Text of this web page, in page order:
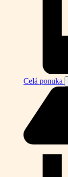
Celá ponuka